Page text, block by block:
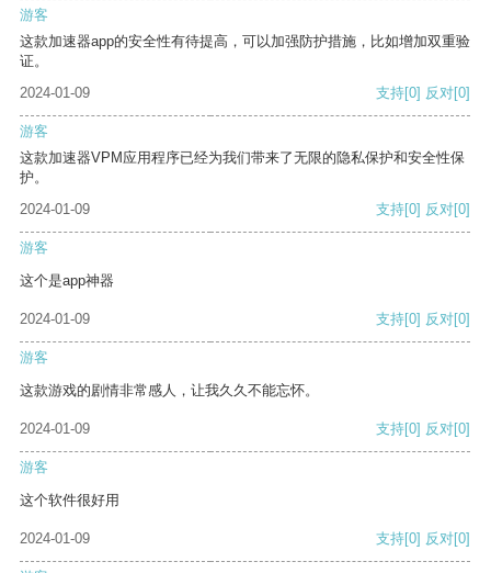
游客
这款加速器app的安全性有待提高，可以加强防护措施，比如增加双重验
证。
2024-01-09
支持[0] 反对[0]
游客
这款加速器VPM应用程序已经为我们带来了无限的隐私保护和安全性保
护。
2024-01-09
支持[0] 反对[0]
游客
这个是app神器
2024-01-09 支持[0] 反对[0]
游客
这款游戏的剧情非常感人，让我久久不能忘怀。
2024-01-09 支持[0] 反对[0]
游客
这个软件很好用
2024-01-09 支持[0] 反对[0]